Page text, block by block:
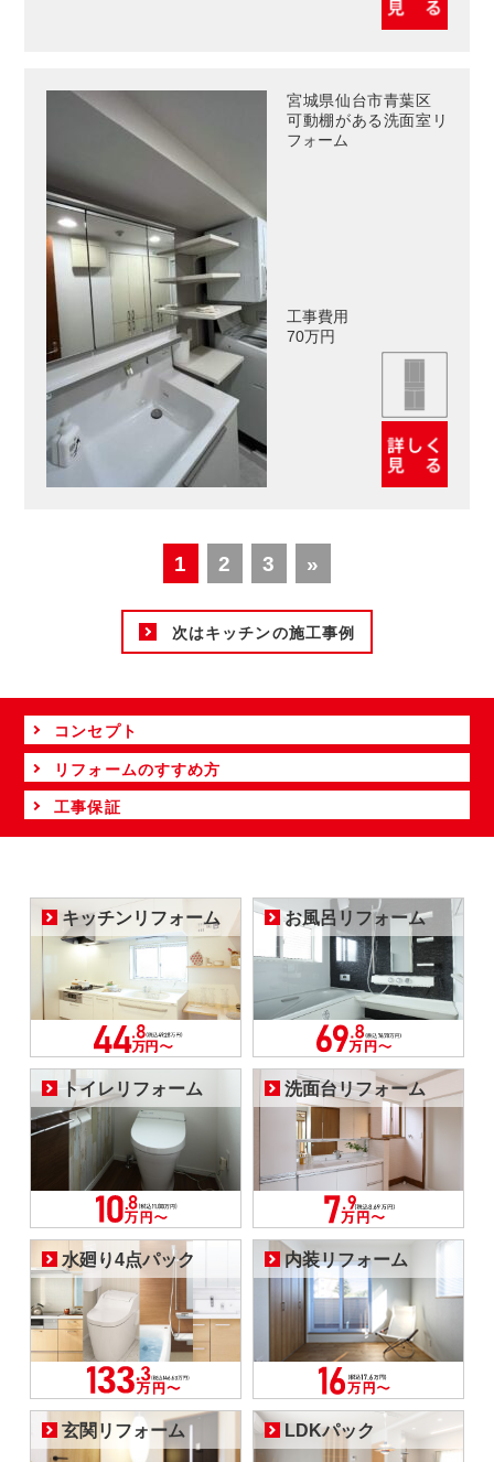
宮城県仙台市青葉区
可動棚がある洗面室リ
フォーム
工事費用
70万円
1 2 3 »
次はキッチンの施工事例
コンセプト
リフォームのすすめ方
工事保証
キッチンリフォーム お風呂リフォーム
トイレリフォーム 洗面台リフォーム
水廻り4点パック 内装リフォーム
玄関リフォーム LDKパック